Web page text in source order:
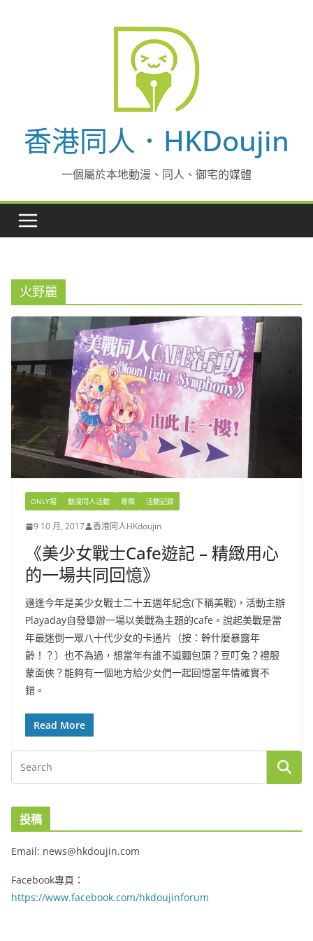
香港同人．HKDoujin
一個屬於本地動漫、同人、御宅的媒體
火野麗
ONLY場 動漫同人活動 專欄 活動記錄
9 10 月, 2017 香港同人HKdoujin
《美少女戰士Cafe遊記 – 精緻用心
的一場共同回憶》
適逢今年是美少女戰士二十五週年紀念(下稱美戰)，活動主辦
Playaday自發舉辦一場以美戰為主題的cafe。說起美戰是當
年最迷倒一眾八十代少女的卡通片（按：幹什麼暴露年
齡！？）也不為過，想當年有誰不識麵包頭？豆叮兔？禮服
蒙面俠？能夠有一個地方給少女們一起回憶當年情確實不
錯。
Read More
投稿
Email: news@hkdoujin.com
Facebook專頁：
https://www.facebook.com/hkdoujinforum